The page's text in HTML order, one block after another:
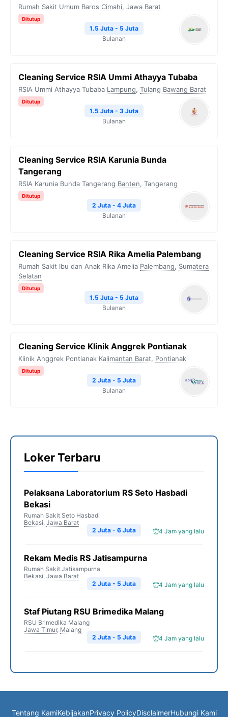
Rumah Sakit Umum Baros Cimahi, Jawa Barat
Ditutup
1.5 Juta - 5 Juta
Bulanan
Cleaning Service RSIA Ummi Athayya Tubaba
RSIA Ummi Athayya Tubaba Lampung, Tulang Bawang Barat
Ditutup
1.5 Juta - 3 Juta
Bulanan
Cleaning Service RSIA Karunia Bunda
Tangerang
RSIA Karunia Bunda Tangerang Banten, Tangerang
Ditutup
2 Juta - 4 Juta
Bulanan
Cleaning Service RSIA Rika Amelia Palembang
Rumah Sakit Ibu dan Anak Rika Amelia Palembang, Sumatera
Selatan
Ditutup
1.5 Juta - 5 Juta
Bulanan
Cleaning Service Klinik Anggrek Pontianak
Klinik Anggrek Pontianak Kalimantan Barat, Pontianak
Ditutup
2 Juta - 5 Juta
Bulanan
Loker Terbaru
Pelaksana Laboratorium RS Seto Hasbadi
Bekasi
Rumah Sakit Seto Hasbadi
Bekasi, Jawa Barat
4 Jam yang lalu
2 Juta - 6 Juta
Rekam Medis RS Jatisampurna
Rumah Sakit Jatisampurna
Bekasi, Jawa Barat
4 Jam yang lalu
2 Juta - 5 Juta
Staf Piutang RSU Brimedika Malang
RSU Brimedika Malang
Jawa Timur, Malang
4 Jam yang lalu
2 Juta - 5 Juta
Tentang KamiKebijakanPrivacy PolicyDisclaimerHubungi Kami